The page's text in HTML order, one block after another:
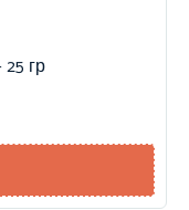
гр